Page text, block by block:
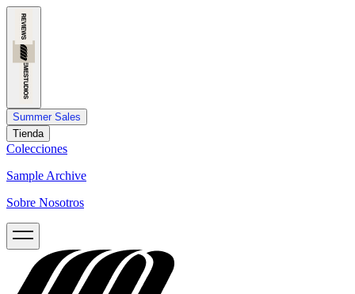
Summer Sales
Tienda
Colecciones
Sample Archive
Sobre Nosotros